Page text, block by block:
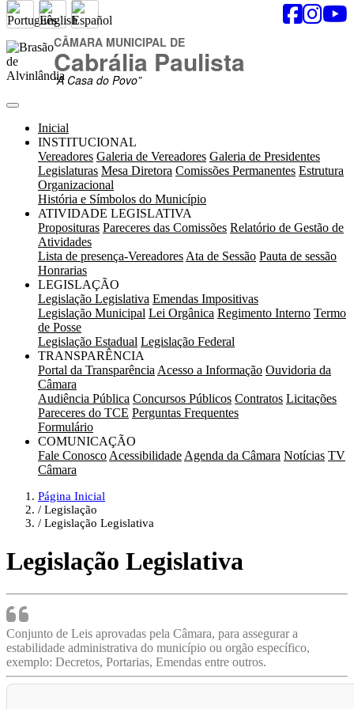
CÂMARA MUNICIPAL DE
Cabrália Paulista
“A Casa do Povo”
Inicial
INSTITUCIONAL
Vereadores Galeria de Vereadores Galeria de Presidentes
Legislaturas Mesa Diretora Comissões Permanentes Estrutura
Organizacional
História e Símbolos do Município
ATIVIDADE LEGISLATIVA
Proposituras Pareceres das Comissões Relatório de Gestão de
Atividades
Lista de presença-Vereadores Ata de Sessão Pauta de sessão
Honrarias
LEGISLAÇÃO
Legislação Legislativa Emendas Impositivas
Legislação Municipal Lei Orgânica Regimento Interno Termo
de Posse
Legislação Estadual Legislação Federal
TRANSPARÊNCIA
Portal da Transparência Acesso a Informação Ouvidoria da
Câmara
Audiência Pública Concursos Públicos Contratos Licitações
Pareceres do TCE Perguntas Frequentes
Formulário
COMUNICAÇÃO
Fale Conosco Acessibilidade Agenda da Câmara Notícias TV
Câmara
Página Inicial
Legislação
Legislação Legislativa
Legislação Legislativa
Conjunto de Leis aprovadas pela Câmara, para assegurar a
estabilidade administrativa do município ou orgão específico,
exemplo: Decretos, Portarias, Emendas entre outros.